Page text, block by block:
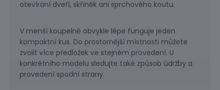
otevírání dveří, skříněk ani sprchového koutu.
V menší koupelně obvykle lépe funguje jeden
kompaktní kus. Do prostornější místnosti můžete
zvolit více předložek ve stejném provedení. U
konkrétního modelu sledujte také způsob údržby a
provedení spodní strany.